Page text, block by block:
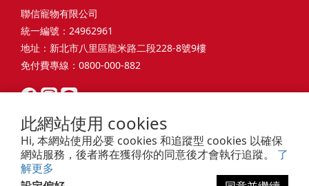
此網站使用 cookies
Hi, 本網站使用必要 cookies 和追蹤型 cookies 以確保
網站服務，後者將在獲得你的同意後才會執行追蹤。 了
解更多
家中亂尿尿？A: 建立固定如廁時間表，成功時立即獎勵。限制活動
範圍並密切監督。意外發生時不責罵，使用專用除臭劑徹底清理。
Q5: 幼犬一直吠叫怎麼辦？A: 找出原因（尋求注意力、警戒、焦
慮）。訓練「安靜」指令，停止吠叫時獎勵。避免對吠叫作出反
嗎？A: 不建議。正向獎勵比懲罰更有效且健康。懲罰可能導致恐懼
為。Q7: 幼犬害怕其他狗狗怎麼辦？A: 循序漸進社交化，從友善成
犬開始。不強迫互動，正面經驗後給予獎勵。考慮參加專業幼犬社
交課程。Q8: 幼犬分離焦慮要如何處理？A: 練習短暫分離，逐漸延
長。離開和返家時保持低調。提供能分散注意力的玩具，建立可預
有血絲、異味特別重，那就要小心可能是 寄生蟲感染（如蛔蟲、鈎
蟲、球蟲）或腸胃炎、腸道疾病。這類情況會影響營養吸收，長期
下來甚至可能造成貓咪消瘦、免疫力下降。定期驅蟲（幼貓建議每
月一次，成貓每 3~6 個月一次）。觀察貓咪精神狀態，如果還伴隨
嘔吐、食慾下降，務必儘早就醫。重點提醒：如果貓咪拉肚子超過 2
壓力影響腸胃壓力不只影響人類，也會影響貓咪的腸胃！過度緊
張、焦慮、驚嚇（如煙火聲、大聲喧嘩），都可能讓貓咪拉肚子。
尤其是個性敏感的貓咪，對變化的適應力比較低，壓力一大，腸胃
就先「罷工」。減少壓力來源，盡量讓貓咪的作息固定。給貓咪陪
結和皮膚問題。建議週期：短毛貓每週梳1-2次，長毛貓則建議2-3
天梳一次。挑選合適的梳具也很重要，可以準備橡膠刷、鬃毛刷或
專用脫毛梳，依照毛質選擇。記得將梳毛變成愉快的日常儀式，不
僅能增加你們的互動時間，也讓貓咪享受被梳理的舒適感！預防貓
掉毛方法2：定期洗澡「貓咪會自己清潔，不需要洗澡」這個想法其
敏原，特別是對長毛貓或油性皮膚的貓咪更有幫助。但注意，洗澡
頻率不宜過高，一般室內貓咪1-3個月洗一次就足夠，過度洗澡反而
會造成皮膚乾燥。選擇專為貓咪設計的溫和洗毛精，洗後一定要完
全吹乾，避免濕毛造成皮膚問題。如果貓咪特別害怕洗澡，可以選
用品相關花費3：貓跳台貓咪雖然不需要外出進行放電，但在家中還
是需要擺放高度適合的貓跳台提供貓咪玩耍，貓跳台與貓窩相同，
能給予貓咪對於環境的安全感。一次性養貓用品相關花費4：貓砂盆
貓咪排泄用品，可選擇合適貓咪體型大小，不宜過小。一次性養貓
貓用品相關花費6：外出籠雖然貓咪平常不會外出，但當有美容或醫
療需求時，外出籠就非常重要，平常也可以適度讓貓咪適應外出
籠，避免緊急情況時，貓咪過度抗拒。總結來說貓咪在健康及用品
的一次性費用大約落在 $ 7900~ $ 11600不等。雖說金額看起來不
聯信寵物有限公司
統一編號：24962961
地址：新北市八里區龍米路二段228-8號9樓
免付費專線：0800-000-882